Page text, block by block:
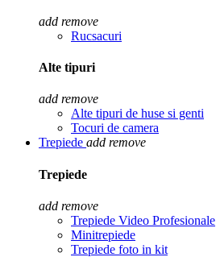
add remove
Rucsacuri
Alte tipuri
add remove
Alte tipuri de huse si genti
Tocuri de camera
Trepiede add remove
Trepiede
add remove
Trepiede Video Profesionale
Minitrepiede
Trepiede foto in kit